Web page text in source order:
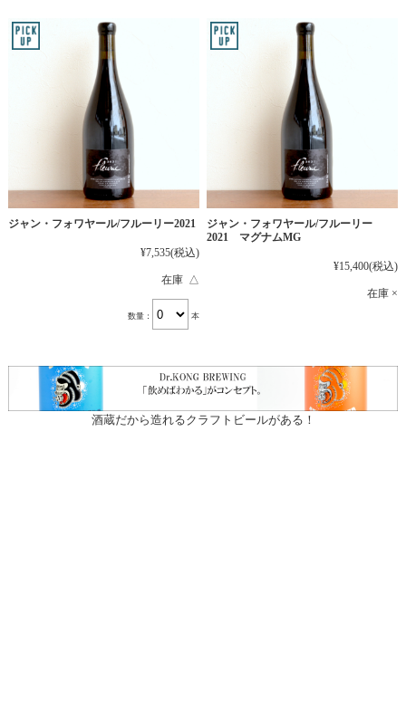
ジャン・フォワヤール/フルーリー2021
¥7,535(税込)
在庫 △
数量： 本
ジャン・フォワヤール/フルーリー
2021 マグナムMG
¥15,400(税込)
在庫 ×
酒蔵だから造れるクラフトビールがある！